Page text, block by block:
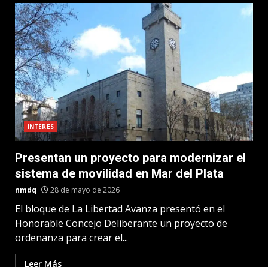
INTERES
Presentan un proyecto para modernizar el
sistema de movilidad en Mar del Plata
nmdq 28 de mayo de 2026
El bloque de La Libertad Avanza presentó en el
Honorable Concejo Deliberante un proyecto de
ordenanza para crear el...
Leer Más